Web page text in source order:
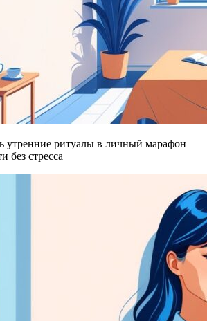
утренние ритуалы в личный марафон
без стресса